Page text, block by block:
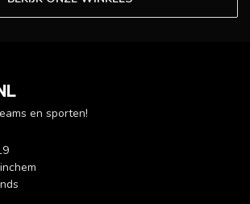
en sporten!